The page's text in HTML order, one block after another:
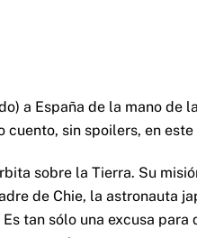
a España de la mano de
sin spoilers, en
sobre la Tierra. Su
de Chie, la astronauta
tan sólo una excusa